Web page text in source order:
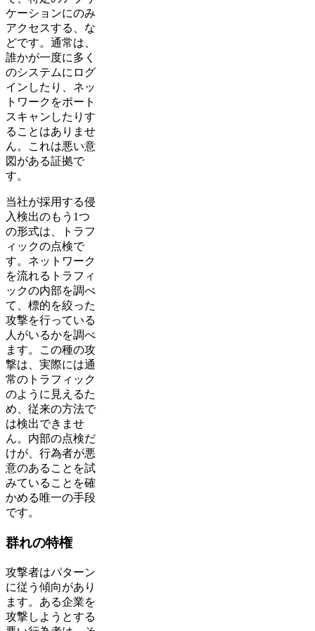
ケーションにのみ
アクセスする、な
どです。通常は、
誰かが一度に多く
のシステムにログ
インしたり、ネッ
トワークをポート
スキャンしたりす
ることはありませ
ん。これは悪い意
図がある証拠で
す。
当社が採用する侵
入検出のもう1つ
の形式は、トラフ
ィックの点検で
す。ネットワーク
を流れるトラフィ
ックの内部を調べ
て、標的を絞った
攻撃を行っている
人がいるかを調べ
ます。この種の攻
撃は、実際には通
常のトラフィック
のように見えるた
め、従来の方法で
は検出できませ
ん。内部の点検だ
けが、行為者が悪
意のあることを試
みていることを確
かめる唯一の手段
です。
群れの特権
攻撃者はパターン
に従う傾向があり
ます。ある企業を
攻撃しようとする